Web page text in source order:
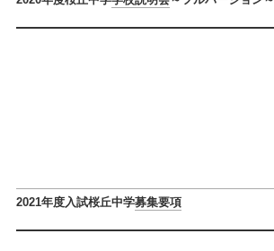
2021年度入試桜丘中学募集要項